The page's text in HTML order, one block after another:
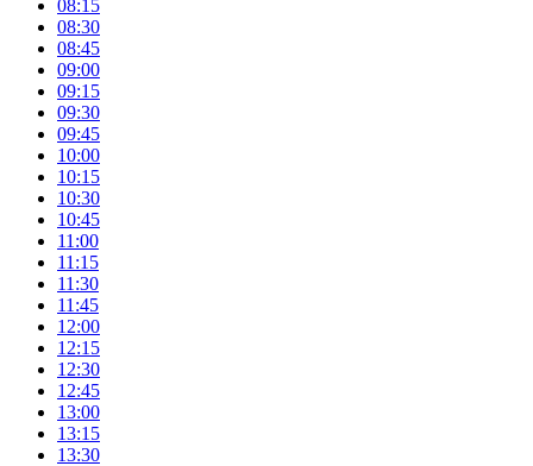
08:15
08:30
08:45
09:00
09:15
09:30
09:45
10:00
10:15
10:30
10:45
11:00
11:15
11:30
11:45
12:00
12:15
12:30
12:45
13:00
13:15
13:30